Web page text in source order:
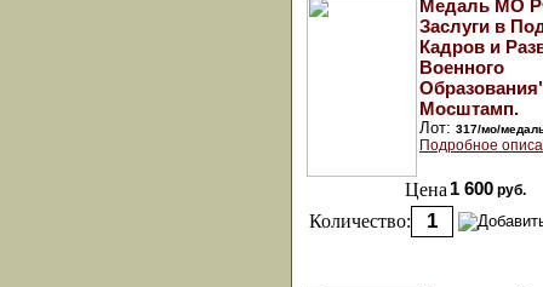
Медаль МО
Заслуги в
Кадров и
Военного
Мосштамп.
Лот: 317/мо/
Подробное
Цена 1 600 руб.
Количество: